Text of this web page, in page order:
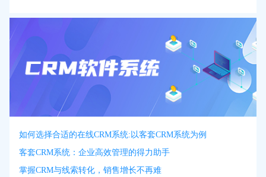
如何选择合适的在线CRM系统:以客套CRM系统为例
客套CRM系统：企业高效管理的得力助手
掌握CRM与线索转化，销售增长不再难